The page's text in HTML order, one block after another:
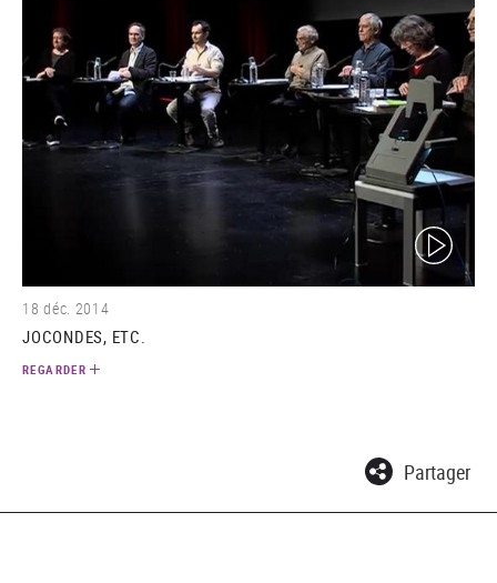
(video)
18 déc. 2014
JOCONDES, ETC.
REGARDER
Partager